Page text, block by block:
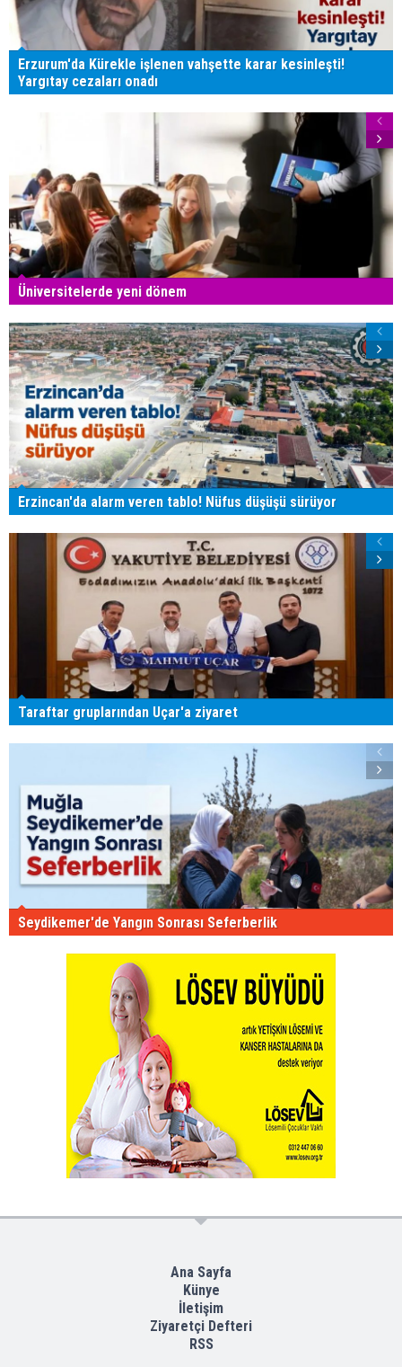
Erzurum'da Kürekle işlenen vahşette karar kesinleşti!
Yargıtay cezaları onadı
Üniversitelerde yeni dönem
Erzincan'da alarm veren tablo! Nüfus düşüşü sürüyor
Taraftar gruplarından Uçar'a ziyaret
Seydikemer'de Yangın Sonrası Seferberlik
Ana Sayfa
Künye
İletişim
Ziyaretçi Defteri
RSS